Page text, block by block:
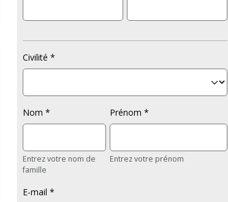
Civilité
Nom
Entrez votre nom de
famille
Prénom
Entrez votre prénom
E-mail